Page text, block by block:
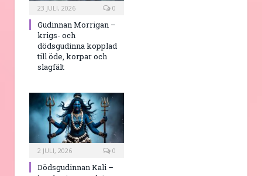
23 JULI, 2026 0
Gudinnan Morrigan –
krigs- och
dödsgudinna kopplad
till öde, korpar och
slagfält
2 JULI, 2026 0
Dödsgudinnan Kali –